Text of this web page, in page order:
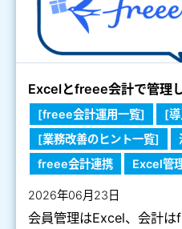
Excelとfreee会計で管理
[freee会計運用一覧]
[導
[業務改善のヒント一覧]
freee会計連携
Excel管
2026年06月23日
会員管理はExcel、会計